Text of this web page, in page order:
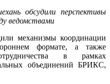
обсудили перспективы
ведомствами
механизмы координации
формате, а также
в рамках
объединений БРИКС,